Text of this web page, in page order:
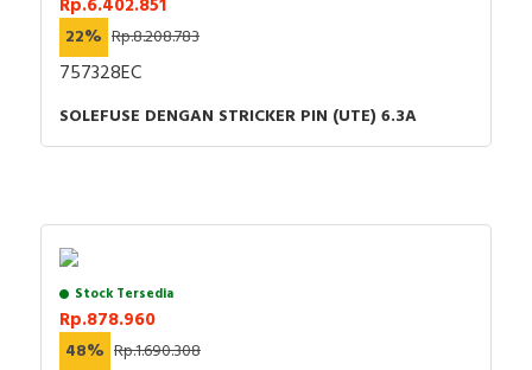
22% Rp.8.208.783
757328EC
SOLEFUSE DENGAN STRICKER PIN (UTE) 6.3A
Stock Tersedia
Rp.878.960
48% Rp.1.690.308